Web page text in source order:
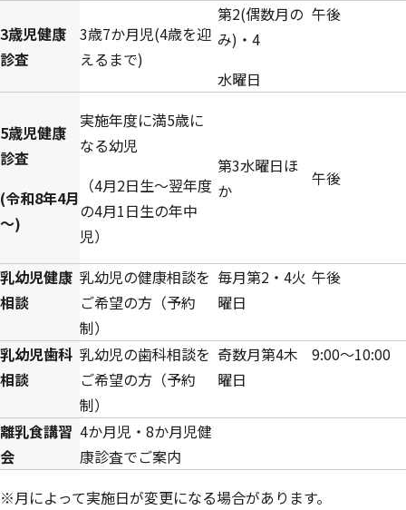
3歳児健康
診査
3歳7か月児(4歳を迎
えるまで)
第2(偶数月の
み)・4
水曜日
午後
5歳児健康
診査
(令和8年4月
～)
実施年度に満5歳に
なる幼児
（4月2日生～翌年度
の4月1日生の年中
児）
第3水曜日ほ
か
午後
乳幼児健康
相談
乳幼児の健康相談を
ご希望の方（予約
制）
毎月第2・4火
曜日
午後
乳幼児歯科
相談
乳幼児の歯科相談を
ご希望の方（予約
制）
奇数月第4木
曜日
9:00～10:00
離乳食講習
会
4か月児・8か月児健
康診査でご案内
※月によって実施日が変更になる場合があります。